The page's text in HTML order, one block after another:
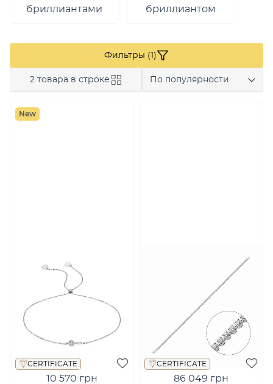
бриллиантами
бриллиантом
Фильтры (1)
2 товара в строке По популярности
New
CERTIFICATE
10 570 грн
CERTIFICATE
86 049 грн